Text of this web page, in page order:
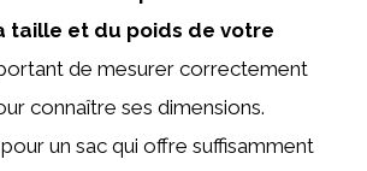
taille et du poids de votre
de mesurer correctement
connaître ses dimensions.
un sac qui offre suffisamment